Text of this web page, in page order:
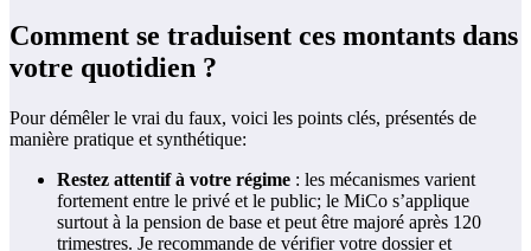
Comment se traduisent ces montants dans
votre quotidien ?
Pour démêler le vrai du faux, voici les points clés, présentés de
manière pratique et synthétique:
Restez attentif à votre régime : les mécanismes varient
fortement entre le privé et le public; le MiCo s’applique
surtout à la pension de base et peut être majoré après 120
trimestres. Je recommande de vérifier votre dossier et